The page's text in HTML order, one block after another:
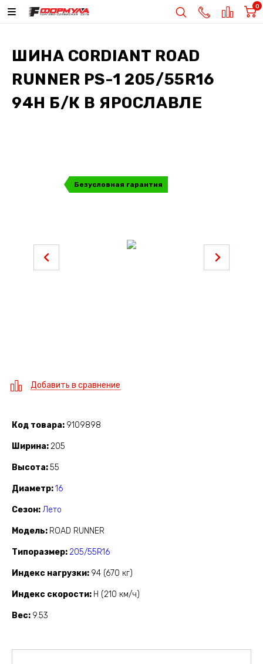
0
ШИНА CORDIANT ROAD
RUNNER PS-1 205/55R16
94H Б/К В ЯРОСЛАВЛЕ
Безусловная гарантия
Добавить в сравнение
Код товара 9109898
Ширина 205
Высота 55
Диаметр 16
Сезон Лето
Модель ROAD RUNNER
Типоразмер 205/55R16
Индекс нагрузки 94 (670 кг)
Индекс скорости H (210 км/ч)
Вес 9.53